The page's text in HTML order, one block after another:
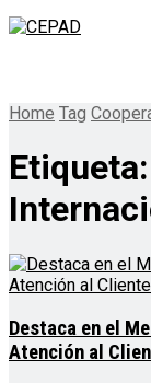
Home Tag
Etiqueta:
Destaca en el
Atención al